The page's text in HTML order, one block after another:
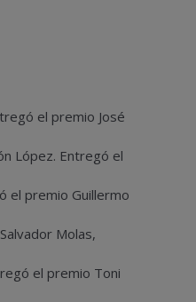
el premio José
López. Entregó el
el premio Guillermo
Molas,
el premio Toni